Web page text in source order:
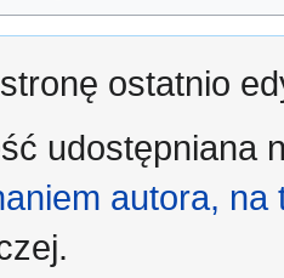
ostatnio
udostępniana
autora,